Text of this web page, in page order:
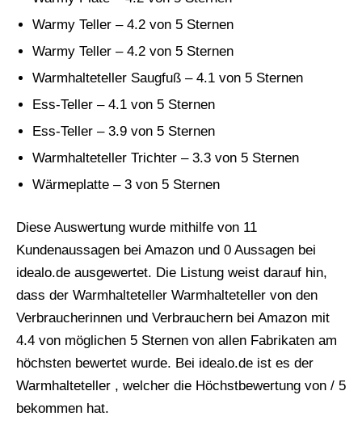
Warmy Teller – 4.2 von 5 Sternen
Warmy Teller – 4.2 von 5 Sternen
Warmhalteteller Saugfuß – 4.1 von 5 Sternen
Ess-Teller – 4.1 von 5 Sternen
Ess-Teller – 3.9 von 5 Sternen
Warmhalteteller Trichter – 3.3 von 5 Sternen
Wärmeplatte – 3 von 5 Sternen
Diese Auswertung wurde mithilfe von 11
Kundenaussagen bei Amazon und 0 Aussagen bei
idealo.de ausgewertet. Die Listung weist darauf hin,
dass der Warmhalteteller Warmhalteteller von den
Verbraucherinnen und Verbrauchern bei Amazon mit
4.4 von möglichen 5 Sternen von allen Fabrikaten am
höchsten bewertet wurde. Bei idealo.de ist es der
Warmhalteteller , welcher die Höchstbewertung von / 5
bekommen hat.